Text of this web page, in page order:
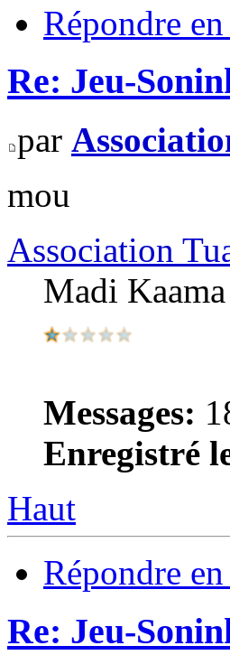
Répondre
Re: Jeu-
par
mou
Association
Madi
Messages:
Enregistré
Haut
Répondre
Re: Jeu-